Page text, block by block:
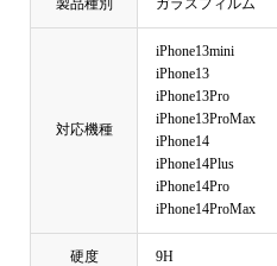
製品種別 ガラスフィルム
対応機種
iPhone13mini
iPhone13
iPhone13Pro
iPhone13ProMax
iPhone14
iPhone14Plus
iPhone14Pro
iPhone14ProMax
硬度 9H